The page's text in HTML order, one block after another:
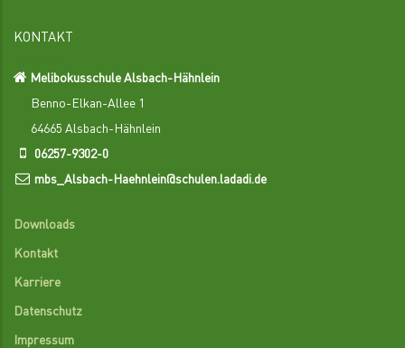
KONTAKT
Melibokusschule Alsbach-Hähnlein
Benno-Elkan-Allee 1
64665 Alsbach-Hähnlein
06257-9302-0
mbs_Alsbach-Haehnlein@schulen.ladadi.de
Downloads
Kontakt
Karriere
Datenschutz
Impressum